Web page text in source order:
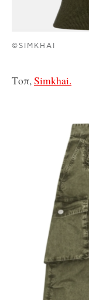
©SIMKHAI
Τοπ,Simkhai.